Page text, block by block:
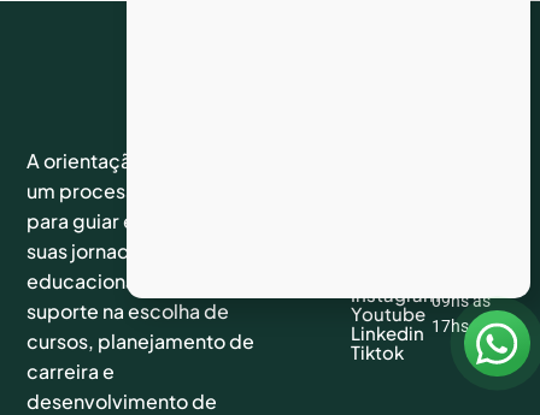
A orientação acadêmica é
um processo essencial
para guiar estudantes em
suas jornadas
educacionais. Ela oferece
suporte na escolha de
cursos, planejamento de
carreira e
desenvolvimento de
Instagram
Youtube
Linkedin
Tiktok
09hs às
17hs